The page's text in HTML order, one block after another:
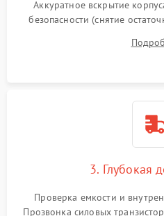
Аккуратное вскрытие
безопасности (снятие
и кистей для
3. Глубокая
Проверка емкости и
Прозвонка силовых